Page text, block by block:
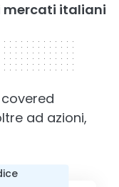
mercati italiani
ad azioni,